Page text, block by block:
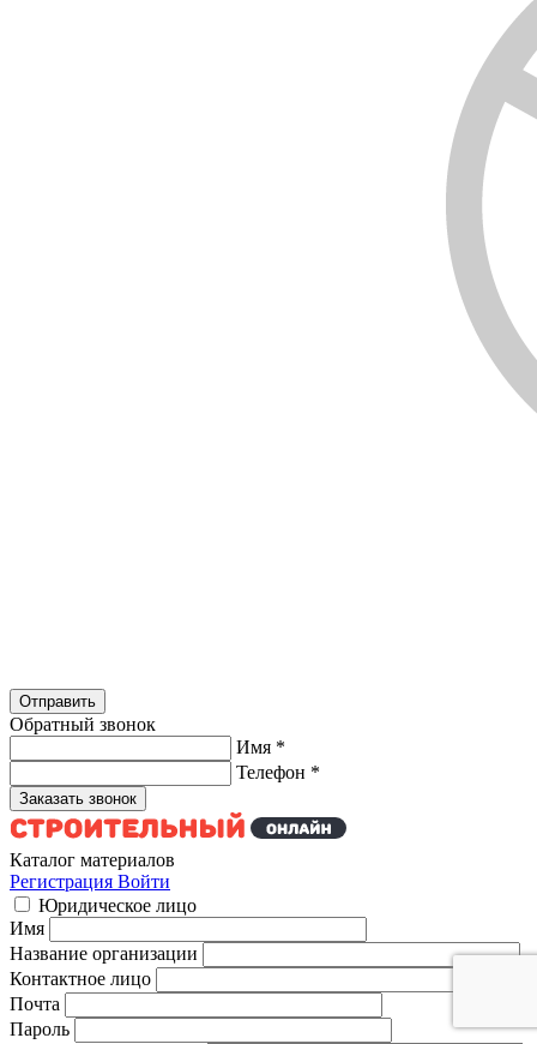
Обратный звонок
Имя *
Телефон *
Каталог материалов
Регистрация Войти
Юридическое лицо
Имя
Название организации
Контактное лицо
Почта
Пароль